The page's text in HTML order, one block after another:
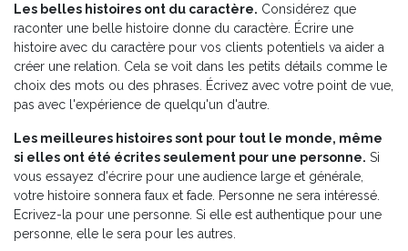
Les belles histoires ont du caractère. Considérez que
raconter une belle histoire donne du caractère. Écrire une
histoire avec du caractère pour vos clients potentiels va aider a
créer une relation. Cela se voit dans les petits détails comme le
choix des mots ou des phrases. Écrivez avec votre point de vue,
pas avec l'expérience de quelqu'un d'autre.
Les meilleures histoires sont pour tout le monde, même
si elles ont été écrites seulement pour une personne. Si
vous essayez d'écrire pour une audience large et générale,
votre histoire sonnera faux et fade. Personne ne sera intéressé.
Ecrivez-la pour une personne. Si elle est authentique pour une
personne, elle le sera pour les autres.